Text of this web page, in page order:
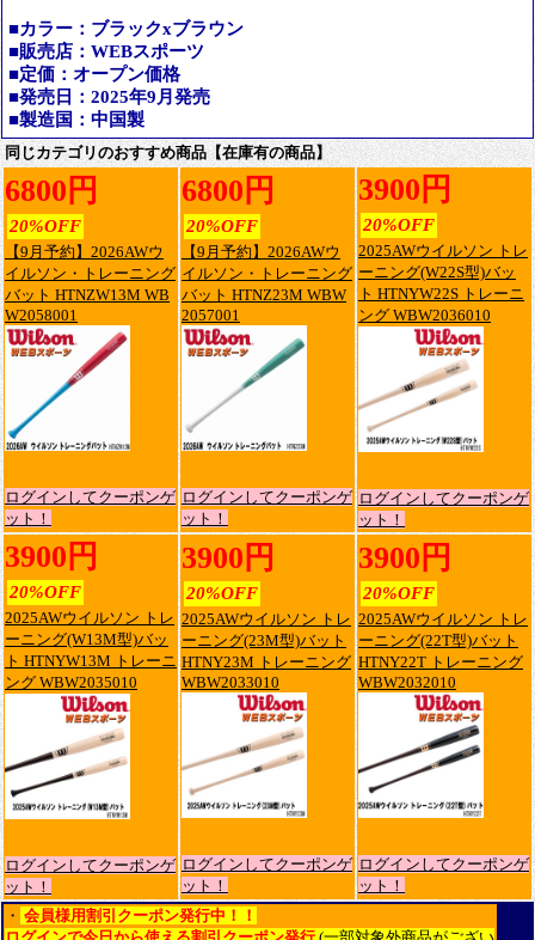
■カラー：ブラックxブラウン
■販売店：WEBスポーツ
■定価：オープン価格
■発売日：2025年9月発売
■製造国：中国製
同じカテゴリのおすすめ商品【在庫有の商品】
6800円
20%OFF
【9月予約】2026AWウ
イルソン・トレーニング
バット HTNZW13M WB
W2058001
ログインしてクーポンゲ
ット！
6800円
20%OFF
【9月予約】2026AWウ
イルソン・トレーニング
バット HTNZ23M WBW
2057001
ログインしてクーポンゲ
ット！
3900円
20%OFF
2025AWウイルソン トレ
ーニング(W22S型)バッ
ト HTNYW22S トレーニ
ング WBW2036010
ログインしてクーポンゲ
ット！
3900円
20%OFF
2025AWウイルソン トレ
ーニング(W13M型)バッ
ト HTNYW13M トレーニ
ング WBW2035010
ログインしてクーポンゲ
ット！
3900円
20%OFF
2025AWウイルソン トレ
ーニング(23M型)バット
HTNY23M トレーニング
WBW2033010
ログインしてクーポンゲ
ット！
3900円
20%OFF
2025AWウイルソン トレ
ーニング(22T型)バット
HTNY22T トレーニング
WBW2032010
ログインしてクーポンゲ
ット！
・ 会員様用割引クーポン発行中！！